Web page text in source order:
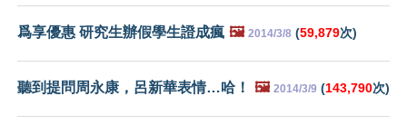
爲享優惠 研究生辦假學生證成瘋 🖼️ 2014/3/8 (59,879次)
聽到提問周永康，呂新華表情…哈！ 🖼️ 2014/3/9 (143,790次)